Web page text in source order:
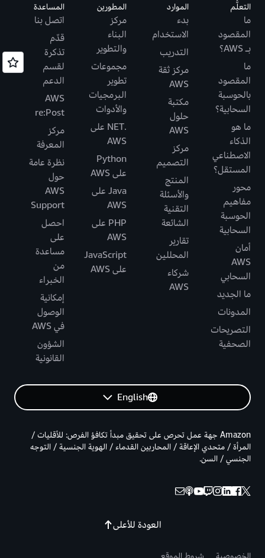
التعلُّم
ما
المقصود
بـ AWS؟
ما
المقصود
بالحوسبة
السحابية؟
ما هو
الذكاء
الاصطناعي
المستقل؟
محور
مفاهيم
الحوسبة
السحابية
أمان
AWS
السحابي
ما الجديد
المدونات
التصريحات
الصحفية
الموارد
بدء
الاستخدام
التدريب
مركز ثقة
AWS
مكتبة
حلول
AWS
مركز
التصميم
المنتج
والأسئلة
التقنية
الشائعة
تقارير
المحللين
شركاء
AWS
المطورين
مركز
البناء
والتطوير
مجموعات
تطوير
البرمجيات
والأدوات
.NET على
AWS
Python
على AWS
Java على
AWS
PHP على
AWS
JavaScript
على AWS
المساعدة
اتصل بنا
قدّم
تذكرة
لقسم
الدعم
AWS
re:Post
مركز
المعرفة
نظرة عامة
حول
AWS
Support
احصل
على
مساعدة
من
الخبراء
إمكانية
الوصول
في AWS
الشؤون
القانونية
English
العودة للأعلى
Amazon جهة عمل تحرص على تحقيق مبدأ تكافؤ الفرص: للأقليات /
المرأة / متحدي الإعاقة / المحاربين القدماء / الهوية الجنسية / التوجه
الجنسي / السن.